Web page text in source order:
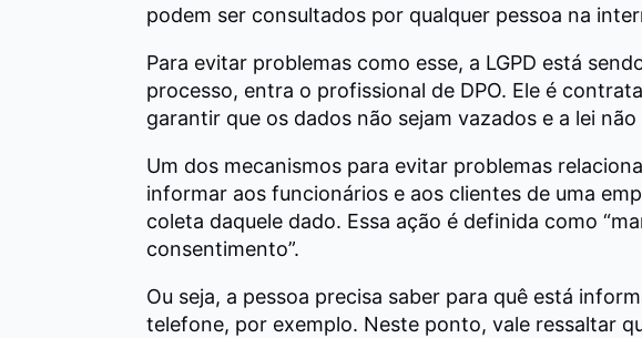
podem ser consultados por qualquer pessoa na
Para evitar problemas como esse, a LGPD está
processo, entra o profissional de DPO. Ele é
garantir que os dados não sejam vazados e a lei
Um dos mecanismos para evitar problemas
informar aos funcionários e aos clientes de uma
coleta daquele dado. Essa ação é definida como
consentimento”.
Ou seja, a pessoa precisa saber para quê está
telefone, por exemplo. Neste ponto, vale ressaltar